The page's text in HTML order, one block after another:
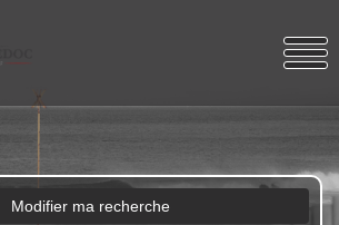
Modifier ma recherche